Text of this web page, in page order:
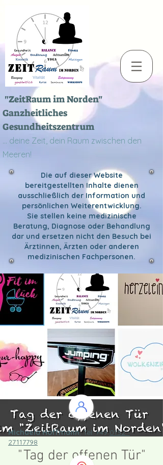
"ZeitRaum im Norden"
Ganzheitliches
Gesundheitszentrum
... deine Zeit, dein Raum zwischen den
Meeren!
Die auf dieser Website
bereitgestellten Inhalte dienen
ausschließlich der Information und
persönlichen Weiterentwicklung.
Sie stellen keine medizinische
Beratung, Diagnose oder Behandlung
dar und ersetzen nicht den Besuch bei
Ärztinnen, Ärzten oder anderen
medizinischen Fachpersonen.
"Tag der offenen Tür"
Michaela Hoffmann, Tel. +490152 -
27117798